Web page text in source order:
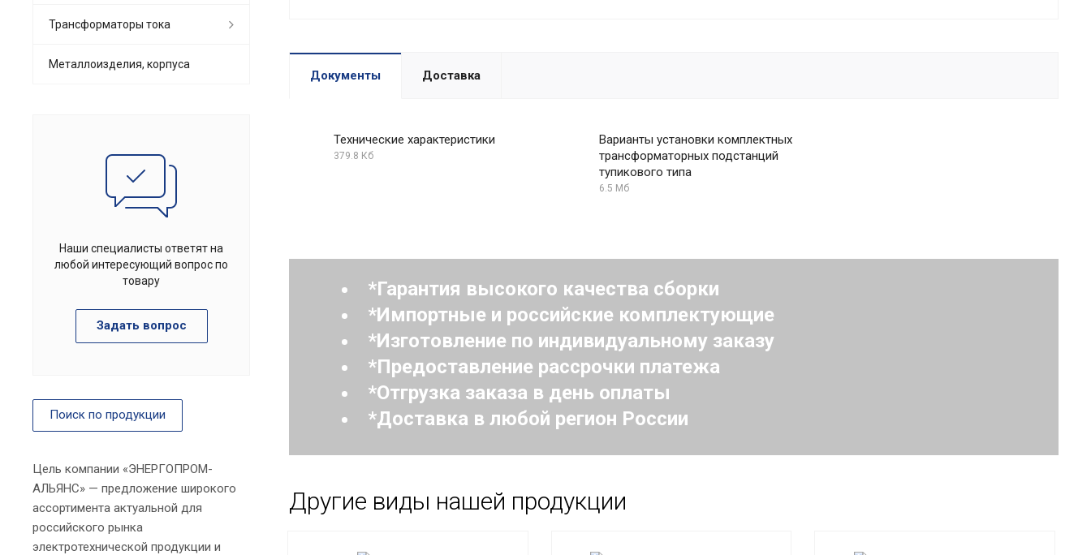
Документы Доставка
Технические характеристики
379.8 Кб
Варианты установки комплектных
трансформаторных подстанций
тупикового типа
6.5 Мб
Гарантия высокого качества сборки
Импортные и российские комплектующие
Изготовление по индивидуальному заказу
Предоставление рассрочки платежа
Отгрузка заказа в день оплаты
Доставка в любой регион России
Другие виды нашей продукции
Трансформаторы тока
Металлоизделия, корпуса
Наши специалисты ответят на
любой интересующий вопрос по
товару
Задать вопрос
Поиск по продукции
Цель компании «ЭНЕРГОПРОМ-
АЛЬЯНС» — предложение широкого
ассортимента актуальной для
российского рынка
электротехнической продукции и